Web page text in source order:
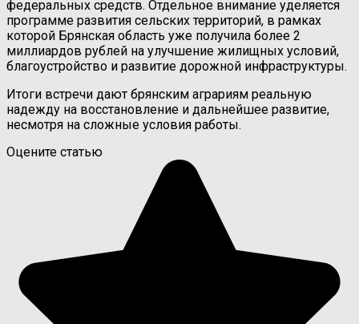
федеральных средств. Отдельное внимание уделяется
программе развития сельских территорий, в рамках
которой Брянская область уже получила более 2
миллиардов рублей на улучшение жилищных условий,
благоустройство и развитие дорожной инфраструктуры.
Итоги встречи дают брянским аграриям реальную
надежду на восстановление и дальнейшее развитие,
несмотря на сложные условия работы.
Оцените статью